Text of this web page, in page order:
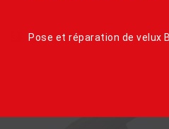
Pose et réparation de velux